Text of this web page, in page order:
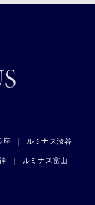
座 ルミナス渋谷
ルミナス富山